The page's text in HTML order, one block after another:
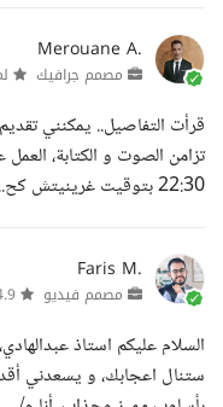
Merouane A.
مصمم جرافيك
قرأت التفاصيل.. يمكنني
تزامن الصوت و الكتابة، العمل
22:30 بتوقيت غرينيتش كح...
Faris M.
مصمم فيديو
السلام عليكم استاذ
ستنال اعجابك، و يسعدني